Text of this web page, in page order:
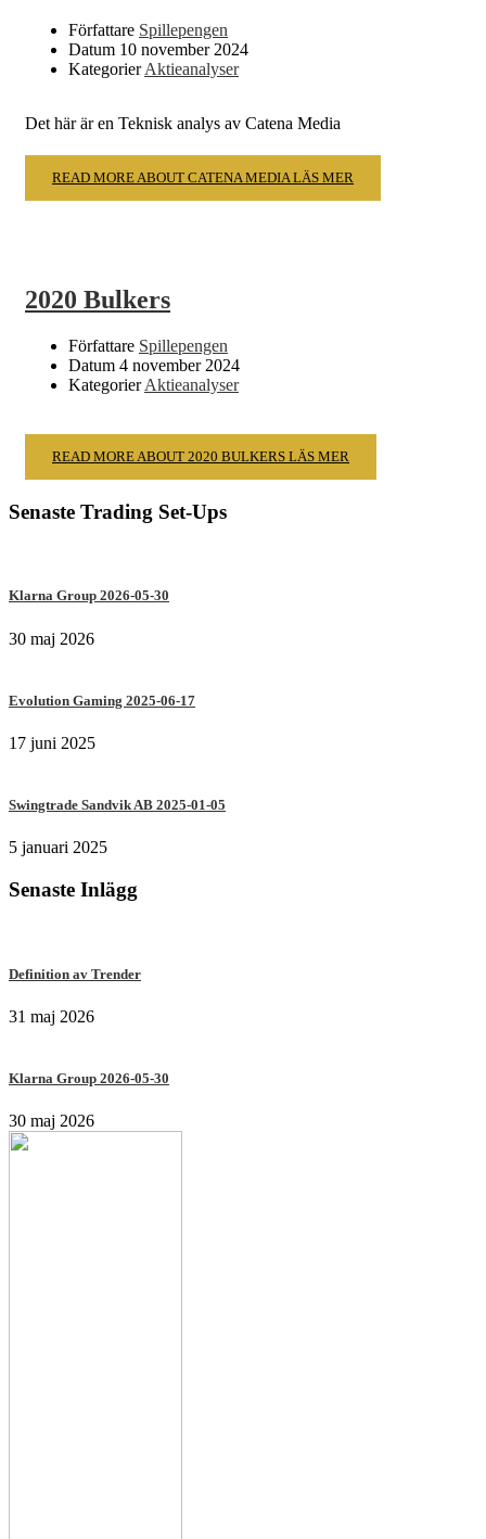
Författare Spillepengen
Datum 10 november 2024
Kategorier Aktieanalyser
Det här är en Teknisk analys av Catena Media
READ MORE ABOUT CATENA MEDIALÄS MER
2020 Bulkers
Författare Spillepengen
Datum 4 november 2024
Kategorier Aktieanalyser
READ MORE ABOUT 2020 BULKERS LÄS MER
Senaste Trading Set-Ups
Klarna Group 2026-05-30
30 maj 2026
Evolution Gaming 2025-06-17
17 juni 2025
Swingtrade Sandvik AB 2025-01-05
5 januari 2025
Senaste Inlägg
Definition av Trender
31 maj 2026
Klarna Group 2026-05-30
30 maj 2026